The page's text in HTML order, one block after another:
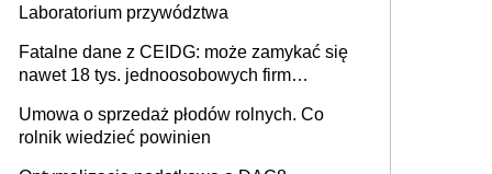
Laboratorium przywództwa
Fatalne dane z CEIDG: może zamykać się
nawet 18 tys. jednoosobowych firm
Umowa o sprzedaż płodów rolnych. Co
rolnik wiedzieć powinien